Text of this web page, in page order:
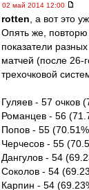
02 май 2014 12:00
rotten , а вот это
Опять же, повторю
показатели
матчей (после 26-
трехочковой
Гуляев - 57 очков
Романцев - 56
Попов - 55
Черчесов - 55
Дангулов - 54
Соколов - 54
Карпин - 54